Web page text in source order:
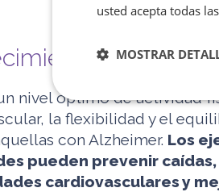
de la
nivel óptimo de actividad
la flexibilidad y el
con Alzheimer. Los
pueden prevenir
cardiovasculares y
usted acepta todas
MOSTRAR